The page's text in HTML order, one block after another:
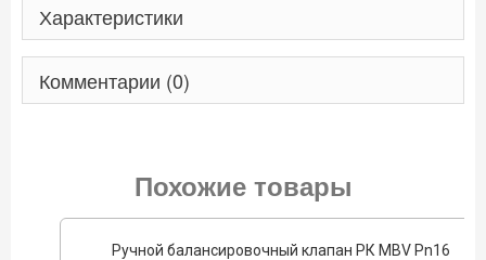
Характеристики
Комментарии (0)
Похожие товары
Ручной балансировочный клапан РК MBV Pn16